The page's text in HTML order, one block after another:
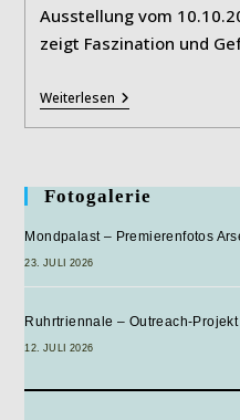
Ausstellung vom
zeigt Faszination und
Weiterlesen„Feuer“
–
DASA
Fotogalerie
Mondpalast – Premierenfotos
23. JULI 2026
Ruhrtriennale – Outreach-Projekt
12. JULI 2026